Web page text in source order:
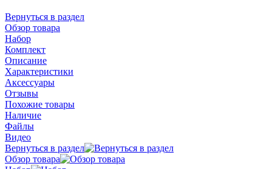
Вернуться в раздел
Обзор товара
Набор
Комплект
Описание
Характеристики
Аксессуары
Отзывы
Похожие товары
Наличие
Файлы
Видео
Вернуться в раздел
Обзор товара